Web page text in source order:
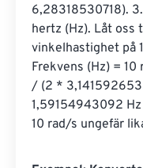
6,28318530718).
hertz (Hz). Låt oss
vinkelhastighet på
Frekvens (Hz) =
/ (2 *
1,59154943092
10 rad/s ungefär